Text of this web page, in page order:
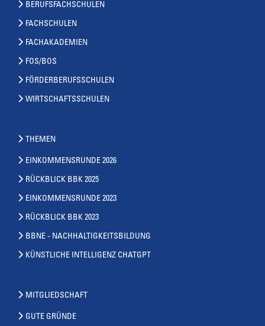
BERUFSFACHSCHULEN
FACHSCHULEN
FACHAKADEMIEN
FOS/BOS
FÖRDERBERUFSSCHULEN
WIRTSCHAFTSSCHULEN
THEMEN
EINKOMMENSRUNDE 2026
RÜCKBLICK BBK 2025
EINKOMMENSRUNDE 2023
RÜCKBLICK BBK 2023
BBNE - NACHHALTIGKEITSBILDUNG
KÜNSTLICHE INTELLIGENZ CHATGPT
MITGLIEDSCHAFT
GUTE GRÜNDE